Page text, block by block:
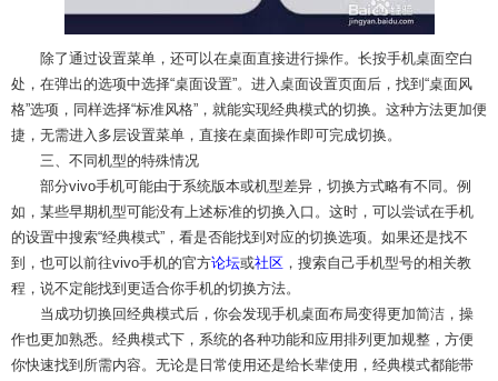
除了通过设置菜单，还可以在桌面直接进行操作。长按手机桌面空白
处，在弹出的选项中选择“桌面设置”。进入桌面设置页面后，找到“桌面风
格”选项，同样选择“标准风格”，就能实现经典模式的切换。这种方法更加便
捷，无需进入多层设置菜单，直接在桌面操作即可完成切换。
三、不同机型的特殊情况
部分vivo手机可能由于系统版本或机型差异，切换方式略有不同。例
如，某些早期机型可能没有上述标准的切换入口。这时，可以尝试在手机
的设置中搜索“经典模式”，看是否能找到对应的切换选项。如果还是找不
到，也可以前往vivo手机的官方论坛或社区 ，搜索自己手机型号的相关教
程，说不定能找到更适合你手机的切换方法。
当成功切换回经典模式后，你会发现手机桌面布局变得更加简洁，操
作也更加熟悉。经典模式下，系统的各种功能和应用排列更加规整，方便
你快速找到所需内容。无论是日常使用还是给长辈使用，经典模式都能带